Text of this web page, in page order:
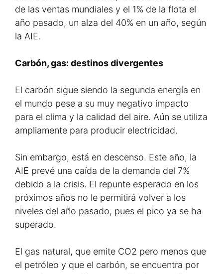
de las ventas mundiales y el 1% de la flota el
año pasado, un alza del 40% en un año, según
la AIE.
Carbón, gas: destinos divergentes
El carbón sigue siendo la segunda energía en
el mundo pese a su muy negativo impacto
para el clima y la calidad del aire. Aún se utiliza
ampliamente para producir electricidad.
Sin embargo, está en descenso. Este año, la
AIE prevé una caída de la demanda del 7%
debido a la crisis. El repunte esperado en los
próximos años no le permitirá volver a los
niveles del año pasado, pues el pico ya se ha
superado.
El gas natural, que emite CO2 pero menos que
el petróleo y que el carbón, se encuentra por